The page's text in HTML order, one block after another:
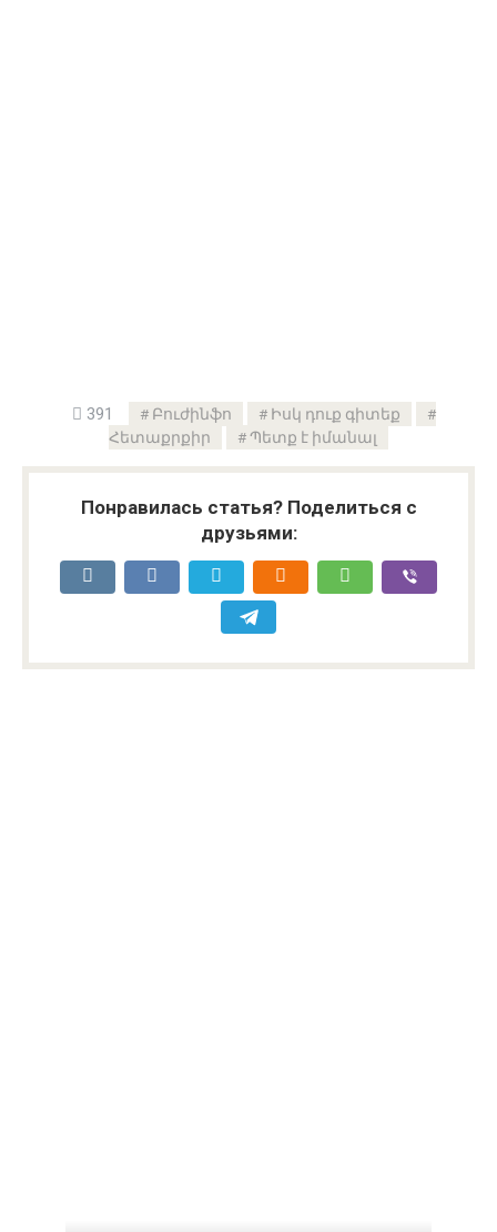
391 Բուժինֆո
Իսկ դուք գիտեք
Հետաքրքիր
Պետք է իմանալ
Понравилась статья? Поделиться с
друзьями: